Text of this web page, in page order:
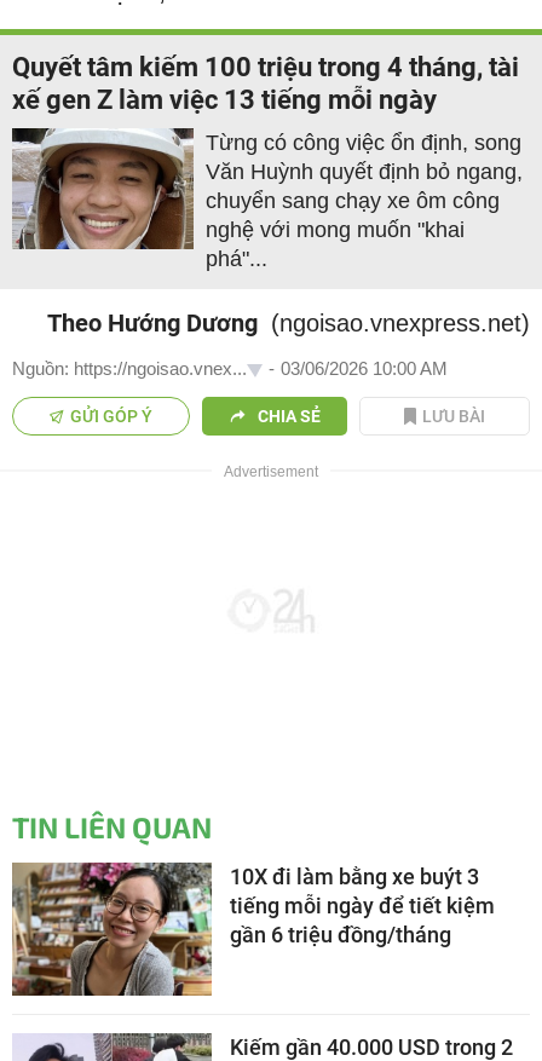
Quyết tâm kiếm 100 triệu trong 4 tháng, tài
xế gen Z làm việc 13 tiếng mỗi ngày
Từng có công việc ổn định, song
Văn Huỳnh quyết định bỏ ngang,
chuyển sang chạy xe ôm công
nghệ với mong muốn "khai
phá"...
Theo Hướng Dương (ngoisao.vnexpress.net)
Nguồn: https://ngoisao.vnex... - 03/06/2026 10:00 AM
GỬI GÓP Ý CHIA SẺ LƯU BÀI
TIN LIÊN QUAN
10X đi làm bằng xe buýt 3
tiếng mỗi ngày để tiết kiệm
gần 6 triệu đồng/tháng
Kiếm gần 40.000 USD trong 2